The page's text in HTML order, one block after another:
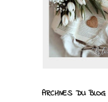
ARCHIVES DU BLOG